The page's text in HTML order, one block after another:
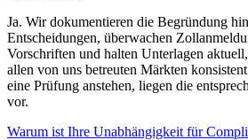
Ja. Wir dokumentieren die Begründung
Entscheidungen, überwachen
Vorschriften und halten Unterlagen
allen von uns betreuten Märkten
eine Prüfung anstehen, liegen die
vor.
Warum ist Ihre Unabhängigkeit für